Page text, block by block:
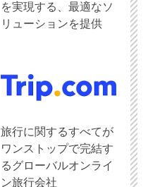
を実現する、最適なソ
リューションを提供
旅行に関するすべてが
ワンストップで完結す
るグローバルオンライ
ン旅行会社